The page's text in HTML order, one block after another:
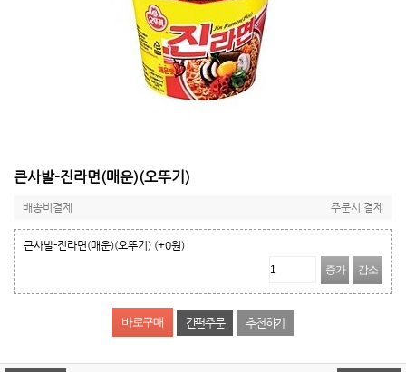
큰사발-진라면(매운)(오뚜기)
배송비결제 주문시 결제
큰사발-진라면(매운)(오뚜기) (+0원)
증가
감소
간편주문 추천하기